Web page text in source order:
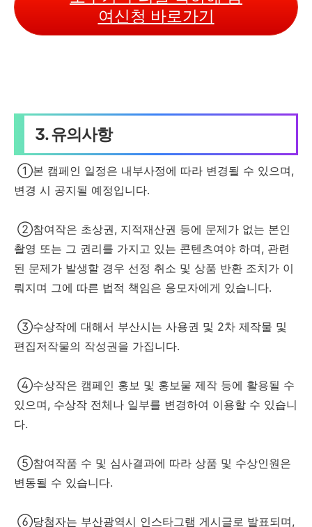
여신청 바로가기
3. 유의사항
①본 캠페인 일정은 내부사정에 따라 변경될 수 있으며,
변경 시 공지될 예정입니다.
②참여작은 초상권, 지적재산권 등에 문제가 없는 본인
촬영 또는 그 권리를 가지고 있는 콘텐츠여야 하며, 관련
된 문제가 발생할 경우 선정 취소 및 상품 반환 조치가 이
뤄지며 그에 따른 법적 책임은 응모자에게 있습니다.
③수상작에 대해서 부산시는 사용권 및 2차 제작물 및
편집저작물의 작성권을 가집니다.
④수상작은 캠페인 홍보 및 홍보물 제작 등에 활용될 수
있으며, 수상작 전체나 일부를 변경하여 이용할 수 있습니
다.
⑤참여작품 수 및 심사결과에 따라 상품 및 수상인원은
변동될 수 있습니다.
⑥당첨자는 부산광역시 인스타그램 게시글로 발표되며,